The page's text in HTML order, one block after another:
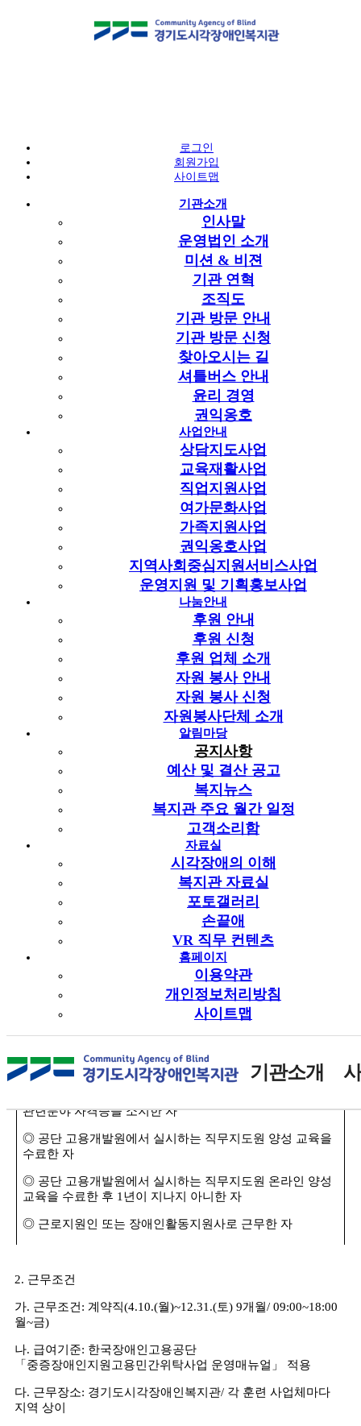
로그인
회원가입
사이트맵
기관소개
인사말
운영법인 소개
미션 & 비젼
기관 연혁
조직도
기관 방문 안내
기관 방문 신청
찾아오시는 길
셔틀버스 안내
윤리 경영
권익옹호
사업안내
상담지도사업
교육재활사업
직업지원사업
여가문화사업
가족지원사업
권익옹호사업
지역사회중심지원서비스사업
운영지원 및 기획홍보사업
나눔안내
후원 안내
후원 신청
후원 업체 소개
자원 봉사 안내
자원 봉사 신청
자원봉사단체 소개
알림마당
공지사항
예산 및 결산 공고
복지뉴스
복지관 주요 월간 일정
고객소리함
자료실
시각장애의 이해
복지관 자료실
포토갤러리
손끝애
VR 직무 컨텐츠
홈페이지
이용약관
개인정보처리방침
사이트맵
기관소개
복지관 주요 월간 일정
공지사항
중증장애인 지원고용사업 직무지도원
채용 공고
페이지 정보
직업지원팀 2023-03-22 09:32조회
직업지원팀
첨부파일
개인정보활용동의서.hwp개인정보활용동의서
(68.0K)
관련링크
목록
경기도시각장애인복지관에서는 한국장애인고용공단으로
부터 위탁 받은 중증장애인지원고용 사업 직무지도원을
아래와 같이 채용하고자 하오니 많은 관심 및 지원
부탁드립니다.
- 아 래 -
채용인원 및 모집분야 응시자격
모집분야 중증장애인지원고용사업 직무지도원
한국장애인고용공단 직무지도원 선임 자격에
기술 및 사회사업 분야의
전문학사 이상의 학위를 소지한 자
◎
고등학교 졸업 또는 이와 같은 수준 이상의 학력을
취득한 후
장애인고용촉진 및 직업재활법」
규정하고 있는 장애인 직업재활 실시 기관 또는 장애인
단체에서 장애인 관련 업무에 1년 이상 근무한 자
◎ 고등학교 졸업 또는 이와 같은 수준 이상의 학력을
◎ 사회복지사, 직업상담사,직업능력개발훈련교사,
관련분야 자격증을 소지한 자
◎ 공단 고용개발원에서 실시하는 직무지도원 양성 교육을
수료한 자
◎ 공단 고용개발원에서 실시하는 직무지도원 온라인 양성
교육을 수료한 후 1 년이 지나지 아니한 자
◎ 근로지원인 또는 장애인활동지원사로 근무한 자
2. 근무조건
가. 근무조건 : 계약직(4.10.(월)~12.31.(토) 9개월/ 09:00~18:00
월~금)
나. 급여기준: 한국장애인고용공단
「 중증장애인지원고용민간위탁사업 운영매뉴얼 」 적용
다. 근무장소: 경기도시각장애인복지관/ 각 훈련 사업체마다
지역 상이